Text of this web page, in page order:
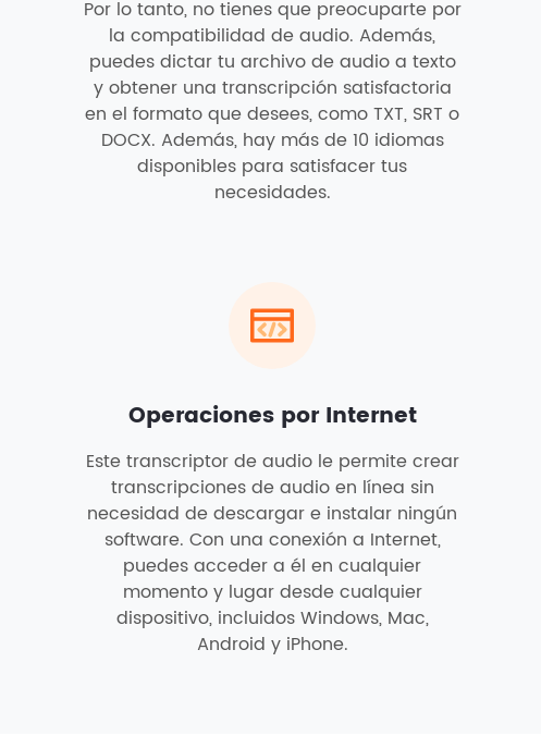
Por lo tanto, no tienes que preocuparte por
la compatibilidad de audio. Además,
puedes dictar tu archivo de audio a texto
y obtener una transcripción satisfactoria
en el formato que desees, como TXT, SRT o
DOCX. Además, hay más de 10 idiomas
disponibles para satisfacer tus
necesidades.
Operaciones por Internet
Este transcriptor de audio le permite crear
transcripciones de audio en línea sin
necesidad de descargar e instalar ningún
software. Con una conexión a Internet,
puedes acceder a él en cualquier
momento y lugar desde cualquier
dispositivo, incluidos Windows, Mac,
Android y iPhone.